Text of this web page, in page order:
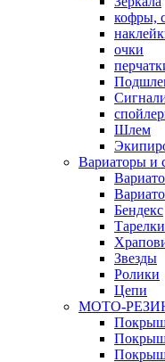
кофры,
очки
Шлем
Вариаторы и
Бендекс
Тарелки
Звезды
Ролики
Цепи
МОТО-